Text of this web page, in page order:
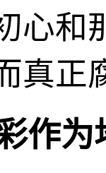
心和
真正
作